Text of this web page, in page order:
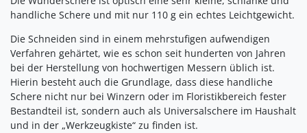
handliche Schere und mit nur 110 g ein echtes Leichtgewicht.
Die Schneiden sind in einem mehrstufigen aufwendigen
Verfahren gehärtet, wie es schon seit hunderten von Jahren
bei der Herstellung von hochwertigen Messern üblich ist.
Hierin besteht auch die Grundlage, dass diese handliche
Schere nicht nur bei Winzern oder im Floristikbereich fester
Bestandteil ist, sondern auch als Universalschere im Haushalt
und in der „Werkzeugkiste“ zu finden ist.